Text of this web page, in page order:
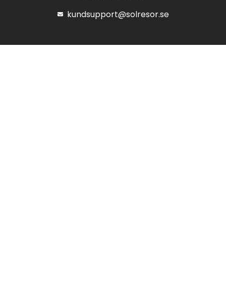
kundsupport@solresor.se